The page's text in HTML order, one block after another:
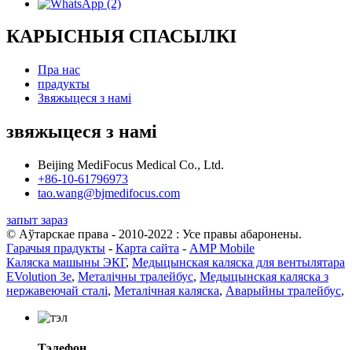
КАРЫСНЫЯ СПАСЫЛКІ
Пра нас
прадукты
Звяжыцеся з намі
звяжыцеся з намі
Beijing MediFocus Medical Co., Ltd.
+86-10-61796973
tao.wang@bjmedifocus.com
запыт зараз
© Аўтарскае права - 2010-2022 : Усе правы абаронены.
Гарачыя прадукты - Карта сайта - AMP Mobile
Каляска машыны ЭКГ, Медыцынская каляска для вентылятара
EVolution 3e, Металічны тралейбус, Медыцынская каляска з
нержавеючай сталі, Металічная каляска, Аварыйны тралейбус,